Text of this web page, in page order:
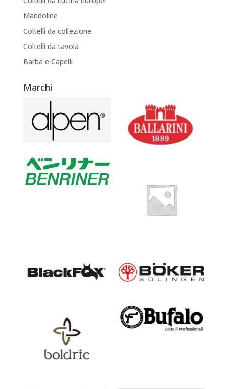
Mandoline
Coltelli da collezione
Coltelli da tavola
Barba e Capelli
Marchi